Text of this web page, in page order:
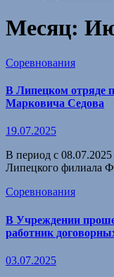
Месяц:
Соревнования
В Липецком отряде
Марковича Седова
19.07.2025
В период с
Липецкого
Соревнования
В Учреждении
работник
03.07.2025